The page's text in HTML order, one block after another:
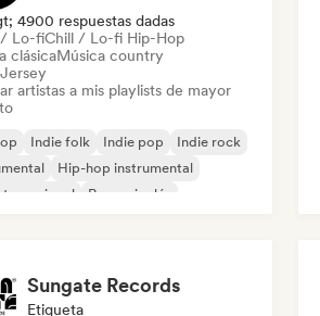
4900 respuestas dadas
/ Lo-fiChill / Lo-fi Hip-Hop
clásicaMúsica country
artistas a mis playlists de mayor
Indie folk Indie pop
Indie rock
Hip-hop instrumental
Rap en inglés
Sungate Records
Etiqueta